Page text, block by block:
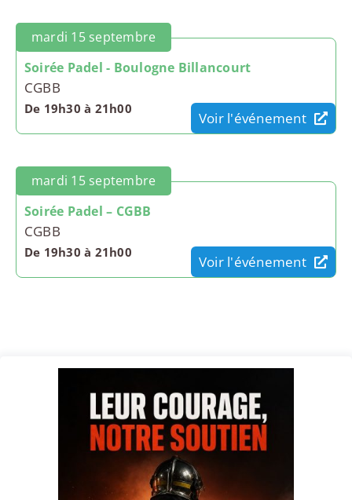
mardi 15 septembre
Soirée Padel - Boulogne Billancourt
CGBB
De 19h30 à 21h00
Voir l'événement
mardi 15 septembre
Soirée Padel – CGBB
CGBB
De 19h30 à 21h00
Voir l'événement